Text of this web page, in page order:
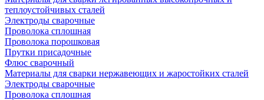
теплоустойчивых сталей
Электроды сварочные
Проволока сплошная
Проволока порошковая
Прутки присадочные
Флюс сварочный
Материалы для сварки нержавеющих и жаростойких сталей
Электроды сварочные
Проволока сплошная